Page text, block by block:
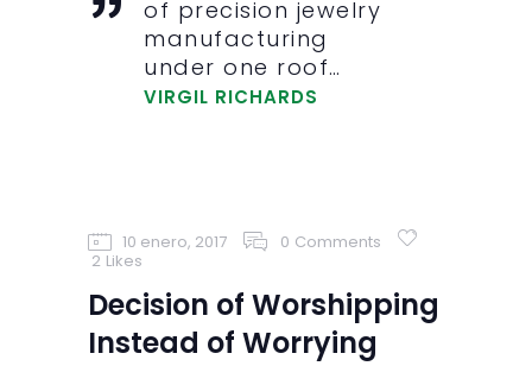
of precision jewelry
manufacturing
under one roof…
VIRGIL RICHARDS
10 enero, 2017 0 Comments
2 Likes
Decision of Worshipping
Instead of Worrying